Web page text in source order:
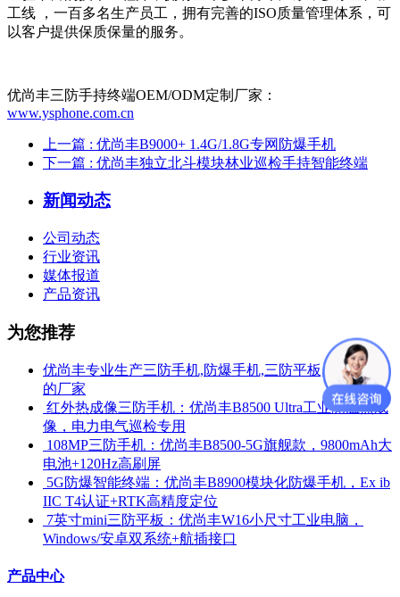
工线 ，一百多名生产员工，拥有完善的ISO质量管理体系，可
以客户提供保质保量的服务。
优尚丰三防手持终端OEM/ODM定制厂家：
www.ysphone.com.cn
上一篇 : 优尚丰B9000+ 1.4G/1.8G专网防爆手机
下一篇 : 优尚丰独立北斗模块林业巡检手持智能终端
新闻动态
公司动态
行业资讯
媒体报道
产品资讯
为您推荐
优尚丰专业生产三防手机,防爆手机,三防平板,防爆平板
的厂家
​ 红外热成像三防手机：优尚丰B8500 Ultra工业测温热成
像，电力电气巡检专用
​ 108MP三防手机：优尚丰B8500-5G旗舰款，9800mAh大
电池+120Hz高刷屏
​ 5G防爆智能终端：优尚丰B8900模块化防爆手机，Ex ib
IIC T4认证+RTK高精度定位
​ 7英寸mini三防平板：优尚丰W16小尺寸工业电脑，
Windows/安卓双系统+航插接口
产品中心